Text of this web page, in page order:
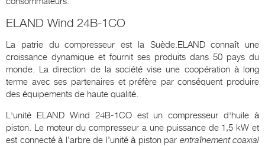
ELAND Wind 24B-1CO
La patrie du compresseur est la Suède.ELAND connaît une
croissance dynamique et fournit ses produits dans 50 pays du
monde. La direction de la société vise une coopération à long
terme avec ses partenaires et préfère par conséquent produire
des équipements de haute qualité.
L'unité ELAND Wind 24B-1CO est un compresseur d'huile à
piston. Le moteur du compresseur a une puissance de 1,5 kW et
est connecté à l’arbre de l’unité à piston par entraînement coaxial